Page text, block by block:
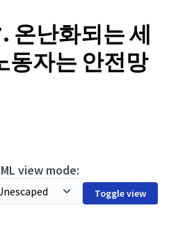
온난화되는 세
동자는 안전망
view mode:
Toggle view